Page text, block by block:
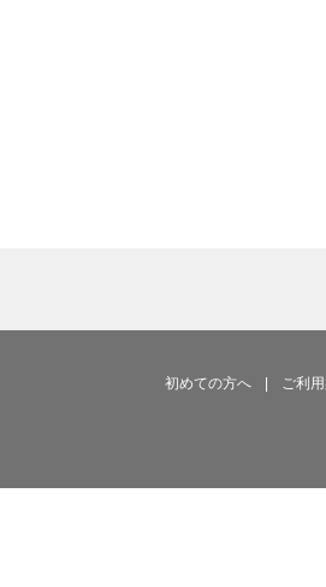
初めての方へ ご利